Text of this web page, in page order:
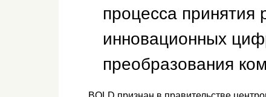
процесса принятия
инновационных
преобразования